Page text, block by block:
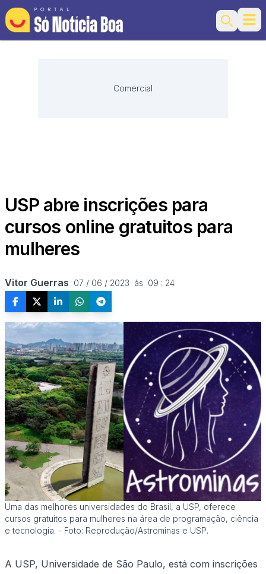
Search
Comercial
USP abre inscrições para
cursos online gratuitos para
mulheres
Vitor Guerras 07 / 06 / 2023  às  09 : 24
Uma das melhores universidades do Brasil, a USP, oferece
cursos gratuitos para mulheres na área de programação, ciência
e tecnologia. - Foto: Reprodução/Astrominas e USP.
A USP, Universidade de São Paulo, está com inscrições